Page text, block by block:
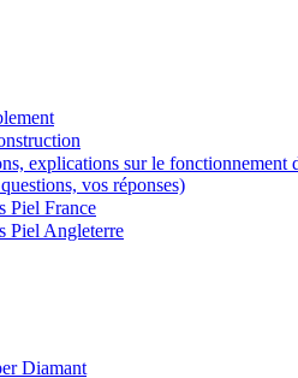
explications sur le fonctionnement
vos réponses)
Piel France
Piel Angleterre
Diamant